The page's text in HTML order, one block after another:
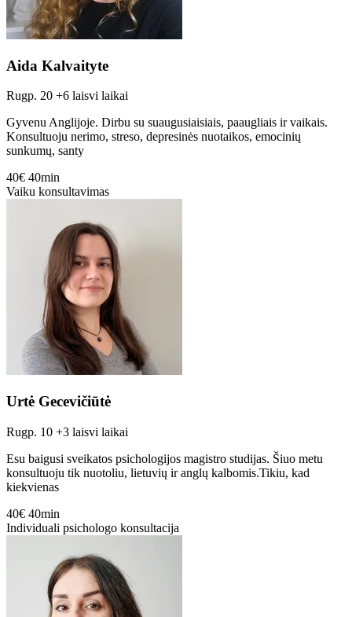
Aida Kalvaityte
Rugp. 20 +6 laisvi laikai
Gyvenu Anglijoje. Dirbu su suaugusiaisiais, paaugliais ir vaikais.
Konsultuoju nerimo, streso, depresinės nuotaikos, emocinių
sunkumų, santy
40€ 40min
Vaiku konsultavimas
Urtė Gecevičiūtė
Rugp. 10 +3 laisvi laikai
Esu baigusi sveikatos psichologijos magistro studijas. Šiuo metu
konsultuoju tik nuotoliu, lietuvių ir anglų kalbomis.Tikiu, kad
kiekvienas
40€ 40min
Individuali psichologo konsultacija